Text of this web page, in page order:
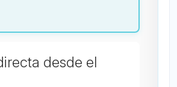
desde el